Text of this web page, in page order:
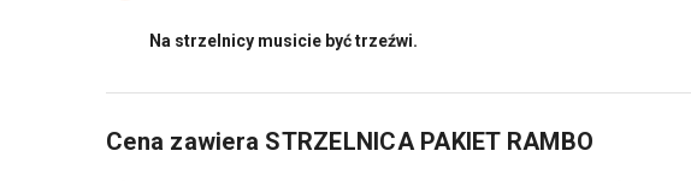
Na strzelnicy musicie być trzeźwi.
Cena zawiera STRZELNICA PAKIET RAMBO